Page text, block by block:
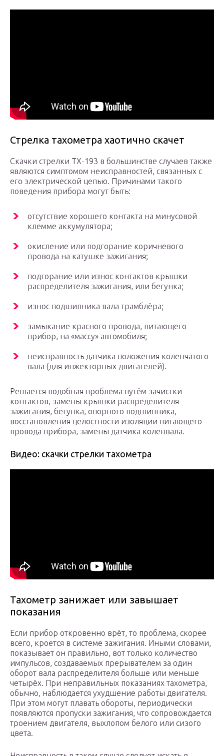
Стрелка тахометра хаотично скачет
Скачки стрелки ТХ-193 в большинстве случаев также
являются симптомом неисправностей, связанных с
его электрической цепью. Причинами такого
поведения прибора могут быть:
отсутствие хорошего контакта на минусовой
клемме аккумулятора;
окисление или подгорание коричневого
провода на катушке зажигания;
подгорание или износ контактов крышки
распределителя зажигания, или бегунка;
износ подшипника вала трамблёра;
замыкание красного провода, питающего
прибор, на «массу» автомобиля;
неисправность датчика положения коленчатого
вала (для инжекторных двигателей).
Решается подобная проблема путём зачистки
контактов, замены крышки распределителя
зажигания, бегунка, опорного подшипника,
восстановления целостности изоляции питающего
провода прибора, замены датчика коленвала.
Видео: скачки стрелки тахометра
Тахометр занижает или завышает
показания
Если прибор откровенно врёт, то проблема, скорее
всего, кроется в системе зажигания. Иными словами,
показывает он правильно, вот только количество
импульсов, создаваемых прерывателем за один
оборот вала распределителя больше или меньше
четырёх. При неправильных показаниях тахометра,
обычно, наблюдается ухудшение работы двигателя.
При этом могут плавать обороты, периодически
появляются пропуски зажигания, что сопровождается
троением двигателя, выхлопом белого или сизого
цвета.